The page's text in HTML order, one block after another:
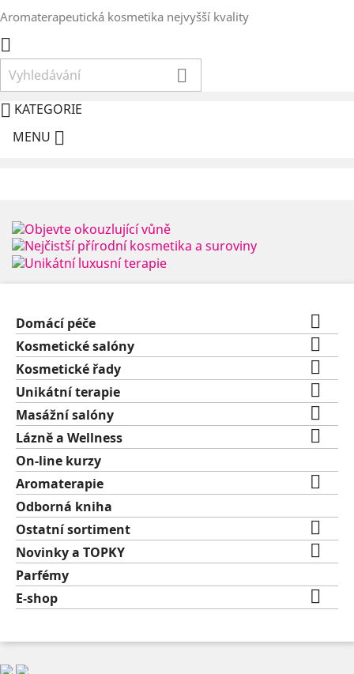
Aromaterapeutická kosmetika nejvyšší kvality


 KATEGORIE
MENU 
Domácí péče 
Kosmetické salóny 
Kosmetické řady 
Unikátní terapie 
Masážní salóny 
Lázně a Wellness 
On-line kurzy
Aromaterapie

Odborná kniha
Ostatní sortiment

Novinky a TOPKY 
Parfémy
E-shop
